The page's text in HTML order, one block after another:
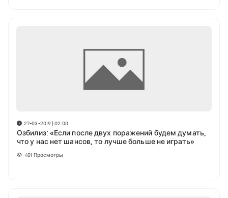
27-03-2019 | 02:00
Озбилиз: «Если после двух поражений будем думать,
что у нас нет шансов, то лучше больше не играть»
401 Просмотры